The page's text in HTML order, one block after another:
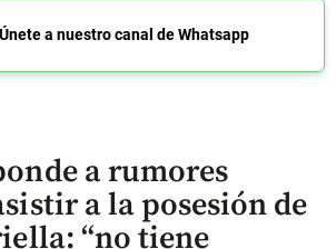
Únete a nuestro canal de Whatsapp
a rumores
a la posesión de
“no tiene